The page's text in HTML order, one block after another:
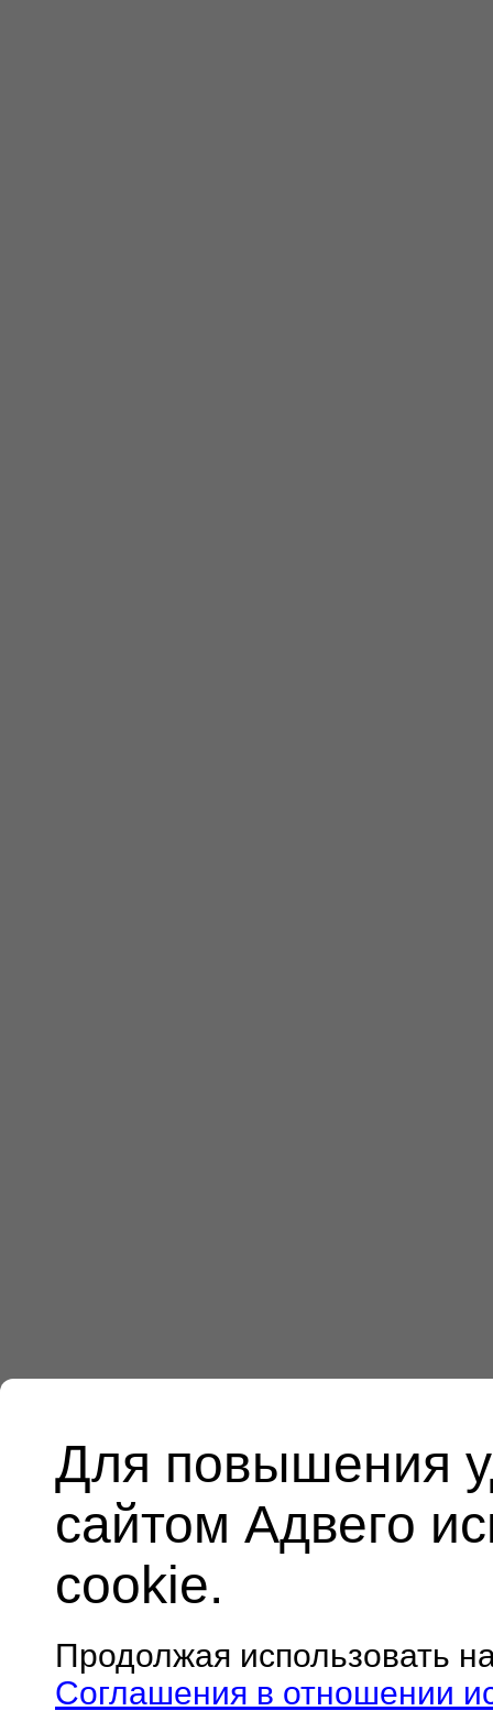
Для повышения
сайтом Адвего
cookie.
Продолжая использовать
Соглашения в отношении